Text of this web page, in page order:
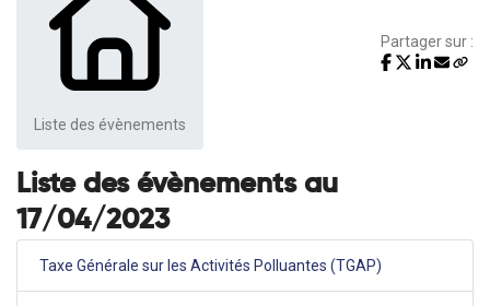
Liste des évènements
Partager sur :
Liste des évènements au
17/04/2023
Taxe Générale sur les Activités Polluantes (TGAP)